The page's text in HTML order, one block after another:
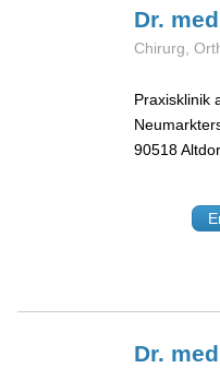
Dr.
Chirurg,
Praxisklinik
90518
Dr.